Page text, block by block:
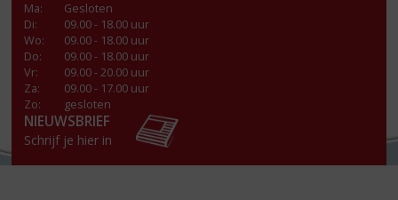
Ma:
Gesloten
Di:
09.00 - 18.00 uur
Wo:
09.00 - 18.00 uur
Do:
09.00 - 18.00 uur
Vr:
09.00 - 20.00 uur
Za:
09.00 - 17.00 uur
Zo:
gesloten
NIEUWSBRIEF
Schrijf je hier in